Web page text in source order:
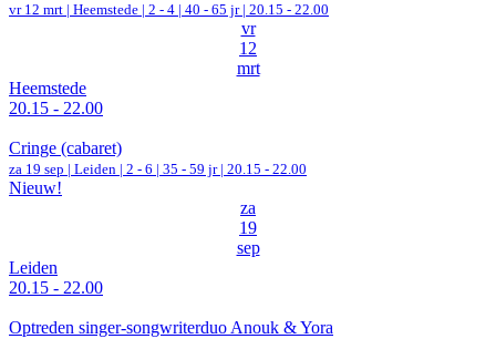
vr 12 mrt | Heemstede | 2 - 4 | 40 - 65 jr | 20.15 - 22.00
vr
12
mrt
Heemstede
20.15 - 22.00
Cringe (cabaret)
za 19 sep | Leiden | 2 - 6 | 35 - 59 jr | 20.15 - 22.00
Nieuw!
za
19
sep
Leiden
20.15 - 22.00
Optreden singer-songwriterduo Anouk & Yora